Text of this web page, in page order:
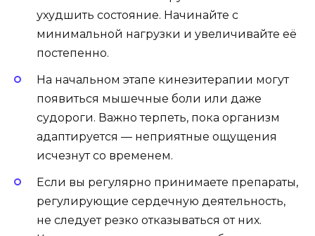
ухудшить состояние. Начинайте с
минимальной нагрузки и увеличивайте её
постепенно.
На начальном этапе кинезитерапии могут
появиться мышечные боли или даже
судороги. Важно терпеть, пока организм
адаптируется — неприятные ощущения
исчезнут со временем.
Если вы регулярно принимаете препараты,
регулирующие сердечную деятельность,
не следует резко отказываться от них.